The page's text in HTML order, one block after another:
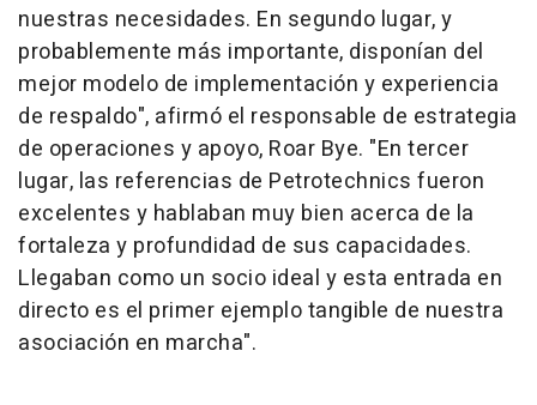
nuestras necesidades. En segundo lugar, y
probablemente más importante, disponían del
mejor modelo de implementación y experiencia
de respaldo", afirmó el responsable de estrategia
de operaciones y apoyo, Roar Bye. "En tercer
lugar, las referencias de Petrotechnics fueron
excelentes y hablaban muy bien acerca de la
fortaleza y profundidad de sus capacidades.
Llegaban como un socio ideal y esta entrada en
directo es el primer ejemplo tangible de nuestra
asociación en marcha".